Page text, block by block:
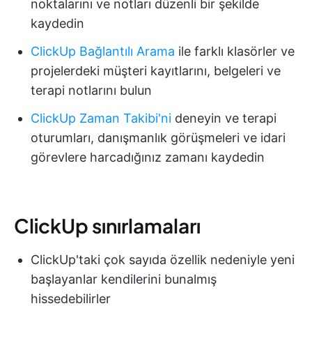
noktalarını ve notları düzenli bir şekilde
kaydedin
ClickUp Bağlantılı Arama ile farklı klasörler ve
projelerdeki müşteri kayıtlarını, belgeleri ve
terapi notlarını bulun
ClickUp Zaman Takibi'ni deneyin ve terapi
oturumları, danışmanlık görüşmeleri ve idari
görevlere harcadığınız zamanı kaydedin
ClickUp sınırlamaları
ClickUp'taki çok sayıda özellik nedeniyle yeni
başlayanlar kendilerini bunalmış
hissedebilirler